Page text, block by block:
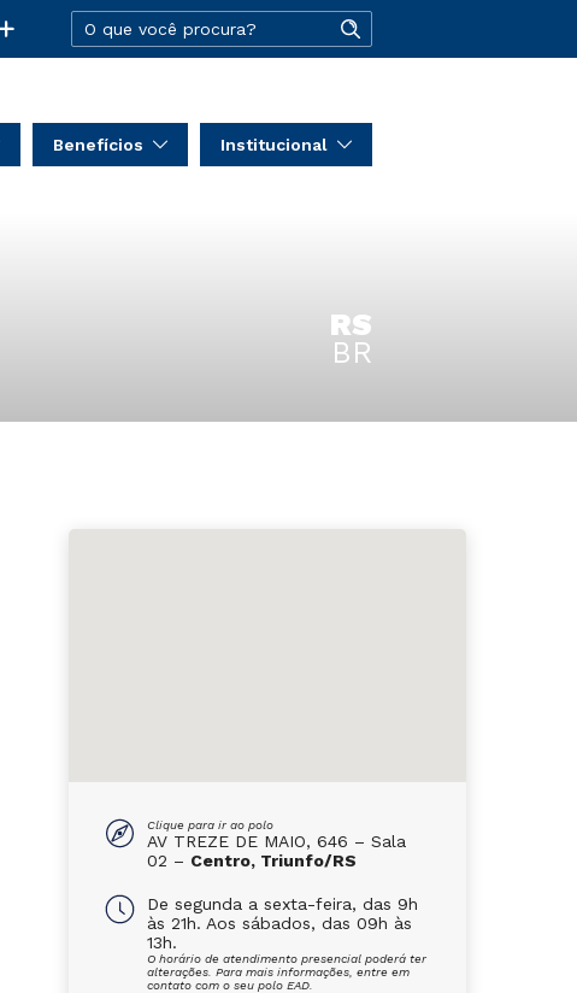
Benefícios Institucional
RS
BR
Clique para ir ao polo
AV TREZE DE MAIO, 646 – Sala
02 – Centro, Triunfo/RS
De segunda a sexta-feira, das 9h
às 21h. Aos sábados, das 09h às
13h.
O horário de atendimento presencial poderá ter
alterações. Para mais informações, entre em
contato com o seu polo EAD.